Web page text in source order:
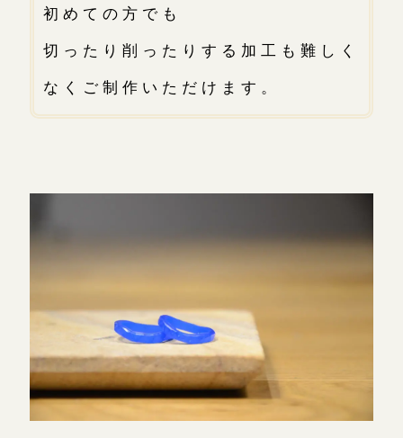
初めての方でも
切ったり削ったりする加工も難しく
なくご制作いただけます。